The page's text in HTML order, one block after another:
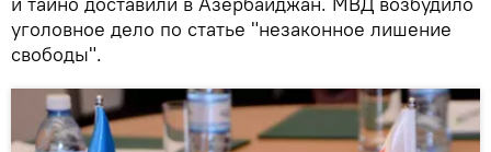
уголовное дело по статье "незаконное лишение
свободы".